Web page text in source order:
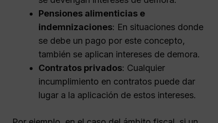
Pensiones alimenticias e
indemnizaciones: En situaciones donde
se debe un pago por este concepto,
también se aplican intereses de demora.
Contratos privados: Cualquier
incumplimiento en contratos puede dar
lugar a la aplicación de estos intereses.